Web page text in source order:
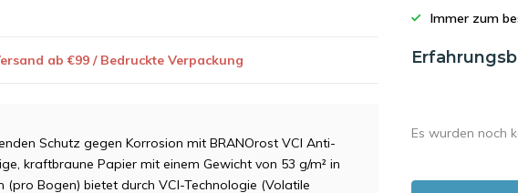
Immer zum
ab €99 / Bedruckte Verpackung
Schutz gegen Korrosion mit BRANOrost VCI Anti-
kraftbraune Papier mit einem Gewicht von 53 g/m² in
(pro Bogen) bietet durch VCI-Technologie (Volatile
Es wurden noch